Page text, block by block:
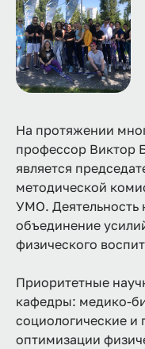
На протяжении
профессор Виктор
является
методической
УМО. Деятельность
объединение
физического
Приоритетные
кафедры: медико-
социологические и
оптимизации